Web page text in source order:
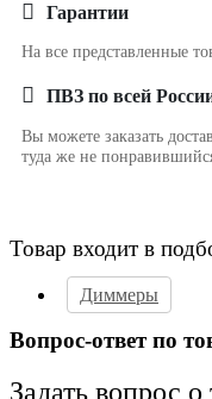
Гарантии
На все представленные
ПВЗ по всей
Вы можете заказать
туда же не
Товар входит в
Диммеры
Вопрос-ответ по
Задать вопрос о